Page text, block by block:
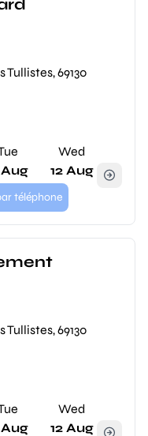
69130
Aug
Wed
12 Aug
téléphone
69130
Aug
Wed
12 Aug